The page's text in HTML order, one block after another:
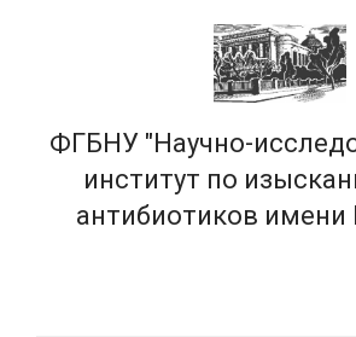
ФГБНУ "Научно-
институт по
антибиотиков имени
×